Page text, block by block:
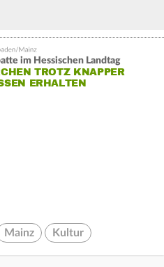
im Hessischen Landtag
TROTZ KNAPPER
ERHALTEN
Mainz Kultur